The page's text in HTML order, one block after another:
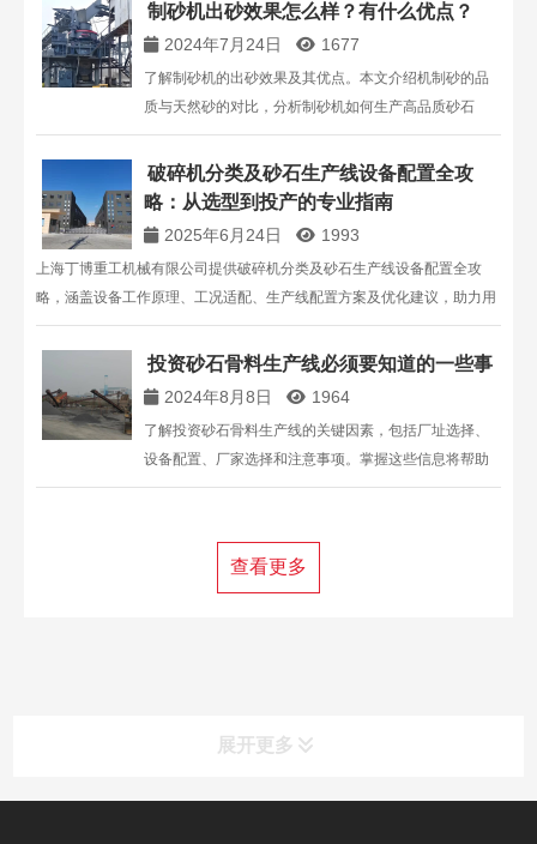
制砂机出砂效果怎么样？有什么优点？
2024年7月24日 1677
了解制砂机的出砂效果及其优点。本文介绍机制砂的品
质与天然砂的对比，分析制砂机如何生产高品质砂石
料，满足市场需求。上海丁博重工提供专业的制砂设备
及应用方案。
破碎机分类及砂石生产线设备配置全攻
略：从选型到投产的专业指南
2025年6月24日 1993
上海丁博重工机械有限公司提供破碎机分类及砂石生产线设备配置全攻
略，涵盖设备工作原理、工况适配、生产线配置方案及优化建议，助力用
户打造高效砂石生产系统。
投资砂石骨料生产线必须要知道的一些事
2024年8月8日 1964
了解投资砂石骨料生产线的关键因素，包括厂址选择、
设备配置、厂家选择和注意事项。掌握这些信息将帮助
您优化生产线设计，提高生产效率，并确保合法合规。
13816711123。
查看更多
展开更多